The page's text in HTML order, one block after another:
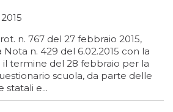
n. 767 del 27 febbraio 2015,
n. 429 del 6.02.2015 con la
il termine del 28 febbraio per la
scuola, da parte delle
statali e...